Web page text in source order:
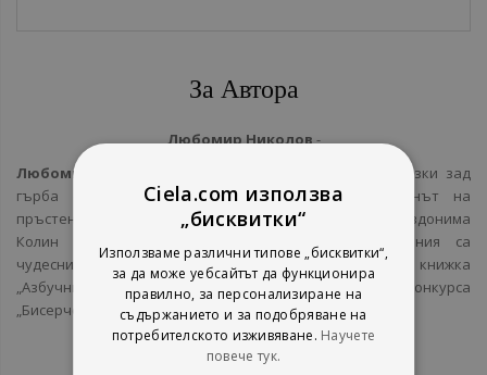
За Автора
Любомир Николов-
Любомир Николов
е писател с повече от 50 приказки зад
гърба си, преводач на култовия труд „Властелинът на
пръстените“ и автор на десетки книги-игри под псевдонима
Колин Уолъмбъри. Сред последните му постижения са
чудесният нов превод на „Малкият принц“ и веселата книжка
„Азбучни гатанки“, отличена с второ място на конкурса
„Бисерче вълшебно“.
Ciela.com използва
„бисквитки“
Използваме различни типове „бисквитки“,
за да може уебсайтът да функционира
правилно, за персонализиране на
съдържанието и за подобряване на
потребителското изживяване. Научете
повече тук.